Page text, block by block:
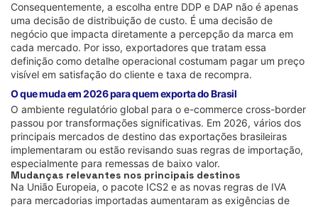
Consequentemente, a escolha entre DDP e DAP não é apenas
uma decisão de distribuição de custo. É uma decisão de
negócio que impacta diretamente a percepção da marca em
cada mercado. Por isso, exportadores que tratam essa
definição como detalhe operacional costumam pagar um preço
visível em satisfação do cliente e taxa de recompra.
O que muda em 2026 para quem exporta do Brasil
O ambiente regulatório global para o e-commerce cross-border
passou por transformações significativas. Em 2026, vários dos
principais mercados de destino das exportações brasileiras
implementaram ou estão revisando suas regras de importação,
especialmente para remessas de baixo valor.
Mudanças relevantes nos principais destinos
Na União Europeia, o pacote ICS2 e as novas regras de IVA
para mercadorias importadas aumentaram as exigências de